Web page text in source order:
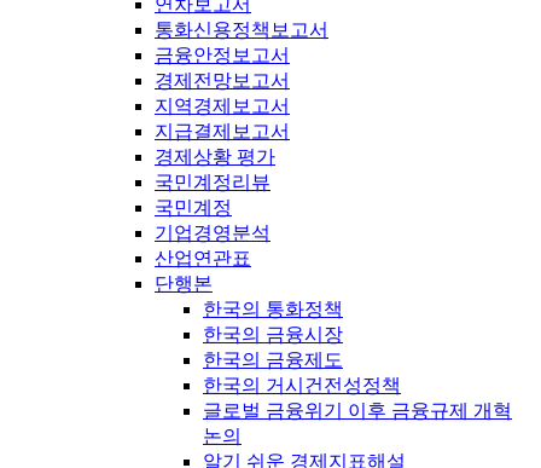
연차보고서
통화신용정책보고서
금융안정보고서
경제전망보고서
지역경제보고서
지급결제보고서
경제상황 평가
국민계정리뷰
국민계정
기업경영분석
산업연관표
단행본
한국의 통화정책
한국의 금융시장
한국의 금융제도
한국의 거시건전성정책
글로벌 금융위기 이후 금융규제 개혁
논의
알기 쉬운 경제지표해설